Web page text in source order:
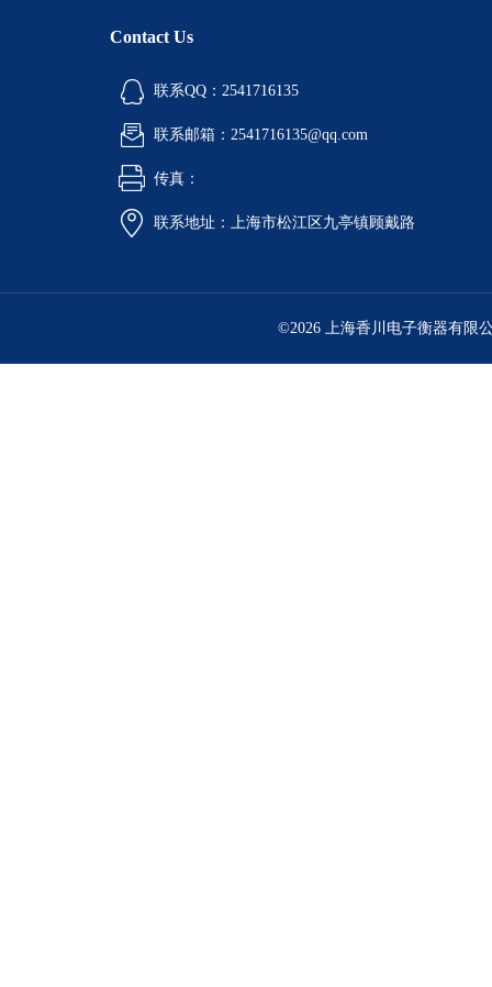
Contact Us
联系QQ：2541716135
联系邮箱：2541716135@qq.com
传真：
联系地址：上海市松江区九亭镇顾戴路
©2026 上海香川电子衡器有限